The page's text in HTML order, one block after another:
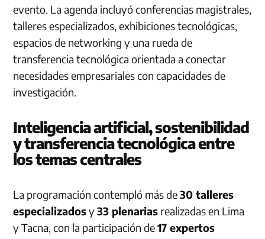
evento. La agenda incluyó conferencias magistrales,
talleres especializados, exhibiciones tecnológicas,
espacios de networking y una rueda de
transferencia tecnológica orientada a conectar
necesidades empresariales con capacidades de
investigación.
Inteligencia artificial, sostenibilidad
y transferencia tecnológica entre
los temas centrales
La programación contempló más de30 talleres
especializadosy33 plenarias realizadas en Lima
y Tacna, con la participación de17 expertos